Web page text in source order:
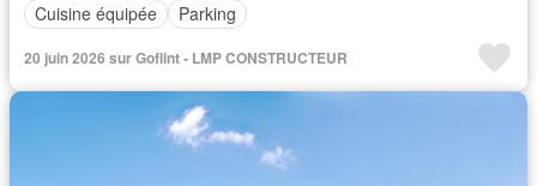
Cuisine équipée
Parking
20 juin 2026 sur Goflint - LMP CONSTRUCTEUR